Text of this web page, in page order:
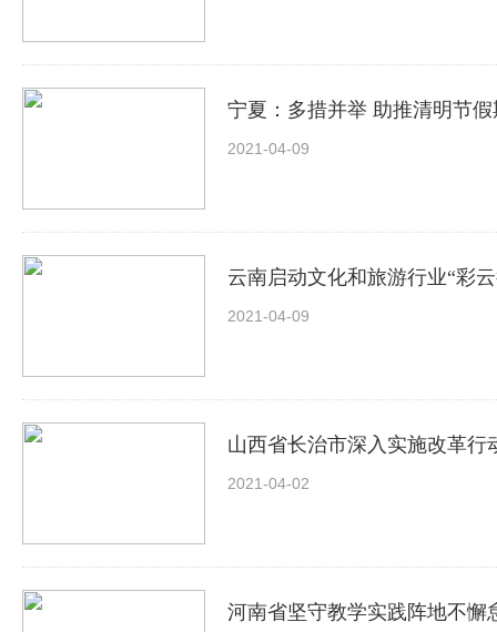
宁夏：多措并举 助推清明节
2021-04-09
云南启动文化和旅游行业“彩
2021-04-09
山西省长治市深入实施改革行
2021-04-02
河南省坚守教学实践阵地不